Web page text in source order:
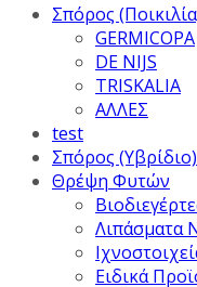
Σπόρος
GERMICOPA
DE NIJS
TRISKALIA
ΑΛΛΕΣ
test
Σπόρος
Θρέψη Φυτών
Λιπάσματα
Ειδικά